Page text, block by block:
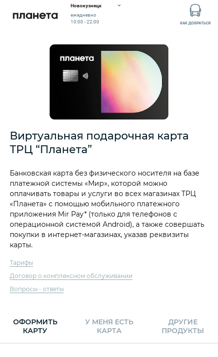
Новокузнецк
ежедневно
10:00 - 22:00
КАК ДОБРАТЬСЯ
Виртуальная подарочная карта
ТРЦ “Планета”
Банковская карта без физического носителя на базе
платежной системы «Мир», которой можно
оплачивать товары и услуги во всех магазинах ТРЦ
«Планета» с помощью мобильного платежного
приложения Mir Pay* (только для телефонов с
операционной системой Android), а также совершать
покупки в интернет-магазинах, указав реквизиты
карты.
Тарифы
Договор о комплексном обслуживании
Вопросы - ответы
ОФОРМИТЬ
КАРТУ
У МЕНЯ ЕСТЬ
КАРТА
ДРУГИЕ
ПРОДУКТЫ